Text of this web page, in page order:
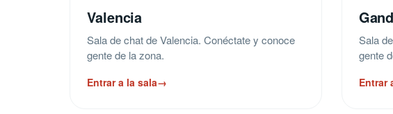
Valencia
Sala de chat de Valencia. Conéctate y conoce
gente de la zona.
Entrar a la sala→
Sala
gente
Entrar